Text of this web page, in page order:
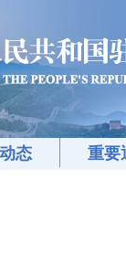
态 重要